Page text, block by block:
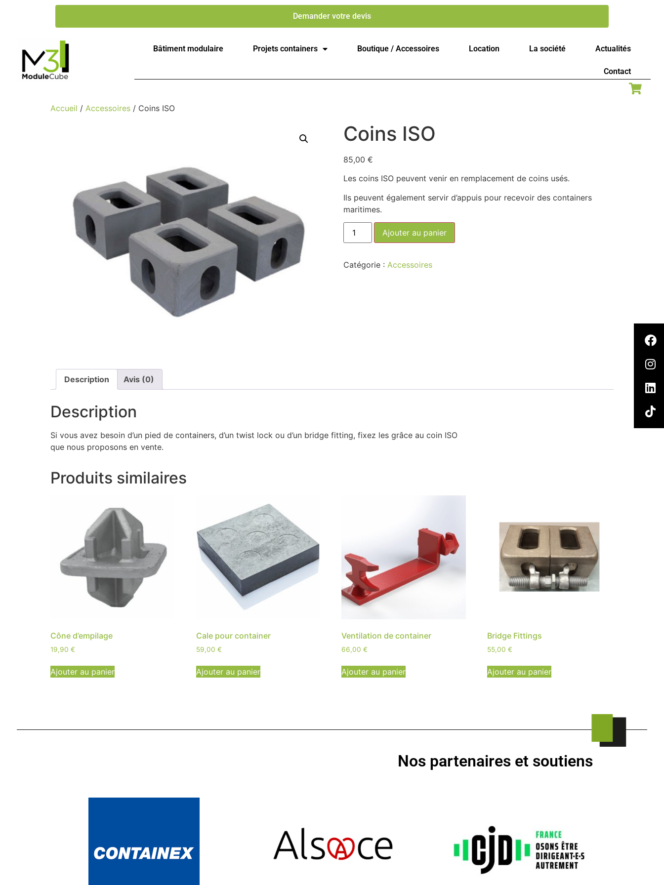
Demander votre devis
Bâtiment modulaire Projets containers Boutique / Accessoires Location La société Actualités
Contact
Accueil / Accessoires / Coins ISO
Coins ISO
85,00 €
Les coins ISO peuvent venir en remplacement de coins usés.
Ils peuvent également servir d’appuis pour recevoir des containers
maritimes.
Ajouter au panier
Catégorie : Accessoires
Description Avis (0)
Description
Si vous avez besoin d’un pied de containers, d’un twist lock ou d’un bridge fitting, fixez les grâce au coin ISO
que nous proposons en vente.
Produits similaires
Cône d’empilage
19,90 €
Ajouter au panier
Cale pour container
59,00 €
Ajouter au panier
Ventilation de container
66,00€
Ajouter au panier
Bridge Fittings
55,00€
Ajouter au panier
Nos partenaires et soutiens